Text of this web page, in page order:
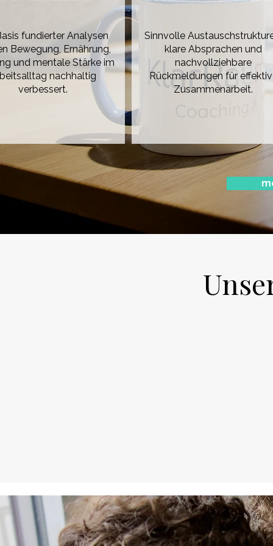
fundierter Analysen
Bewegung, Ernährung,
und mentale Stärke im
nachhaltig
verbessert.
Sinnvolle
klare Absprachen und
nachvollziehbare
Rückmeldungen für
Zusammenarbeit.